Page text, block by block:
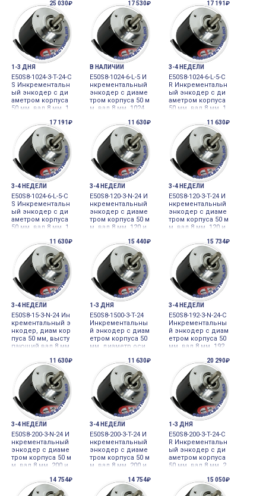
ne Driver, 5VDC Aut
onics
tem pole, 24VDC A
utonics
д Totem pole, 24V
DC Autonics
25 030₽
1-3 ДНЯ
E50S8-1024-3-T-24-C
S Инкрементальн
ый энкодер с ди
аметром корпуса
50 мм, вал 8 мм, 1
д Totem pole, 24V
DC Autonics
17 530₽
В НАЛИЧИИ
E50S8-1024-6-L-5 И
нкрементальный
энкодер с диаме
тром корпуса 50 м
м, вал 8 мм, 1024
ne driver, 5VDC Aut
onics
17 191₽
3-4 НЕДЕЛИ
E50S8-1024-6-L-5-C
R Инкрементальн
ый энкодер с ди
аметром корпуса
50 мм, вал 8 мм, 1
д Line driver, 5VDC
Autonics
17 191₽
3-4 НЕДЕЛИ
E50S8-1024-6-L-5-C
S Инкрементальн
ый энкодер с ди
аметром корпуса
50 мм, вал 8 мм, 1
д Line driver, 5VDC
Autonics
11 630₽
3-4 НЕДЕЛИ
E50S8-120-3-N-24 И
нкрементальный
энкодер с диаме
тром корпуса 50 м
м, вал 8 мм, 120 и
N, 24VDC Autonics
11 630₽
3-4 НЕДЕЛИ
E50S8-120-3-T-24 И
нкрементальный
энкодер с диаме
тром корпуса 50 м
м, вал 8 мм, 120 и
em pole, 24VDC A
utonics
11 630₽
3-4 НЕДЕЛИ
E50S8-15-3-N-24 Ин
крементальный э
нкодер, диам кор
пуса 50 мм, высту
пающий вал 8 мм,
Autonics
15 440₽
1-3 ДНЯ
E50S8-1500-3-T-24
Инкрементальны
й энкодер с диам
етром корпуса 50
мм, диаметр оси
б, 24VDC Autonics
15 734₽
3-4 НЕДЕЛИ
E50S8-192-3-N-24-C
Инкрементальны
й энкодер с диам
етром корпуса 50
мм, вал 8 мм, 192
PN, 24VDC, разъе
м Autonics
11 630₽
3-4 НЕДЕЛИ
E50S8-200-3-N-24 И
нкрементальный
энкодер с диаме
тром корпуса 50 м
м, вал 8 мм, 200 и
N, 24VDC Autonics
11 630₽
3-4 НЕДЕЛИ
E50S8-200-3-T-24 И
нкрементальный
энкодер с диаме
тром корпуса 50 м
м, вал 8 мм, 200 и
em pole, 24VDC A
utonics
20 290₽
1-3 ДНЯ
E50S8-200-3-T-24-C
R Инкрементальн
ый энкодер с ди
аметром корпуса
50 мм, вал 8 мм, 2
Totem pole, 24VD
C, Autonics
14 754₽ 14 754₽ 15 050₽